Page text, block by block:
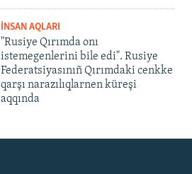
İNSAN AQLARI
"Rusiye Qırımda onı
istemegenlerini bile edi". Rusiye
Federatsiyasınıñ Qırımdaki cenkke
qarşı narazılıqlarnen küreşi
aqqında